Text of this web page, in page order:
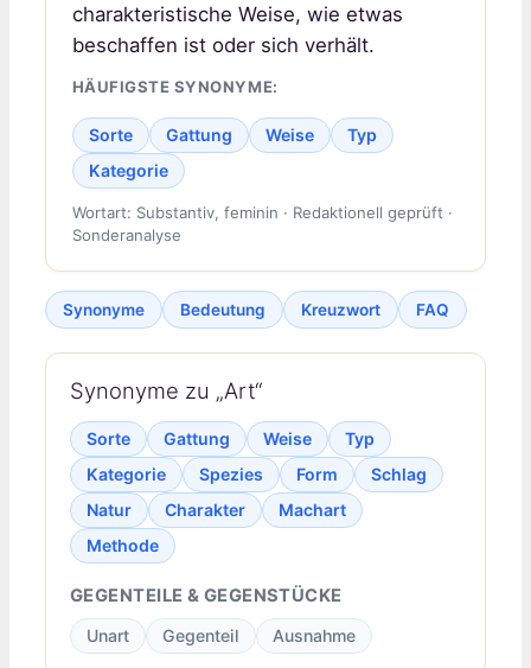
charakteristische Weise, wie etwas
beschaffen ist oder sich verhält.
HÄUFIGSTE SYNONYME:
Sorte Gattung Weise
Typ
Kategorie
Wortart: Substantiv, feminin · Redaktionell geprüft ·
Sonderanalyse
Synonyme Bedeutung Kreuzwort FAQ
Synonyme zu „Art“
Sorte Gattung Weise
Typ
Kategorie
Spezies Form
Schlag
Natur
Charakter
Machart
Methode
GEGENTEILE & GEGENSTÜCKE
Unart Gegenteil Ausnahme